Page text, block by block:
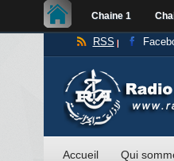
Chaine 1
RSS
Accueil Qui